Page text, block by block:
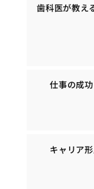
歯科医が教え
仕事の成
キャリア